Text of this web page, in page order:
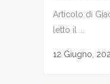
Articolo di
letto il ...
12 Giugno,